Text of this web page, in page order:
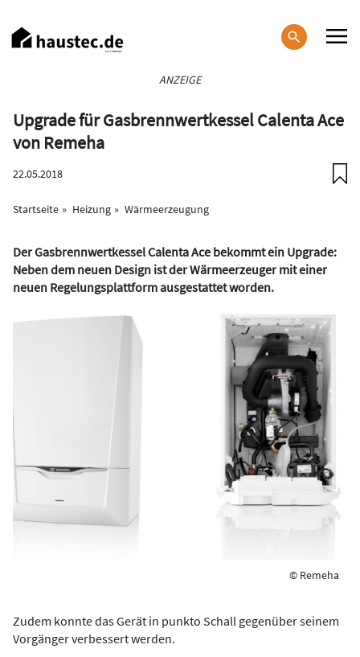
zum
Inhalt
ANZEIGE
Upgrade für Gasbrennwertkessel Calenta Ace
von Remeha
22.05.2018
Startseite Heizung Wärmeerzeugung
Der Gasbrennwertkessel Calenta Ace bekommt ein Upgrade:
Neben dem neuen Design ist der Wärmeerzeuger mit einer
neuen Regelungsplattform ausgestattet worden.
© Remeha
Zudem konnte das Gerät in punkto Schall gegenüber seinem
Vorgänger verbessert werden.